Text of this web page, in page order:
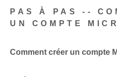
PAS À PAS --
UN COMPTE
Comment créer un compte